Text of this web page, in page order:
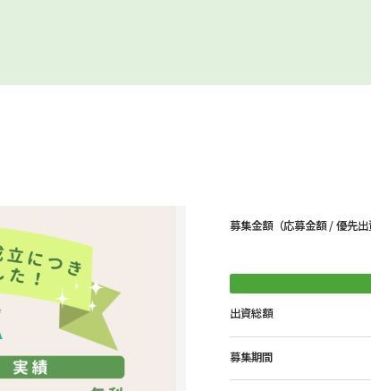
募集金額（応募金額 / 優先出
出資総額
募集期間